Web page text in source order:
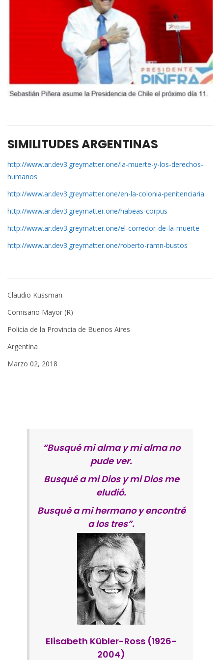
SIMILITUDES ARGENTINAS
http://www.ar.dev3.greymatter.one/la-muerte-y-los-derechos-
humanos
http://www.ar.dev3.greymatter.one/en-la-colonia-penitenciaria
http://www.ar.dev3.greymatter.one/habeas-corpus
http://www.ar.dev3.greymatter.one/el-corredor-de-la-muerte
http://www.ar.dev3.greymatter.one/roberto-ramn-bustos
Claudio Kussman
Comisario Mayor (R)
Policía de la Provincia de Buenos Aires
Argentina
Marzo 02, 2018
“Busqué mi alma y mi alma no
pude ver.
Busqué a mi Dios y mi Dios me
eludió.
Busqué a mi hermano y encontré
a los tres”.
Elisabeth Kübler-Ross (1926-
2004)